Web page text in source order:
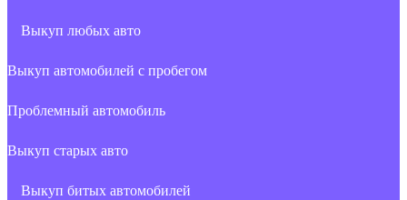
Выкуп любых авто
Выкуп автомобилей с пробегом
Проблемный автомобиль
Выкуп старых авто
Выкуп битых автомобилей